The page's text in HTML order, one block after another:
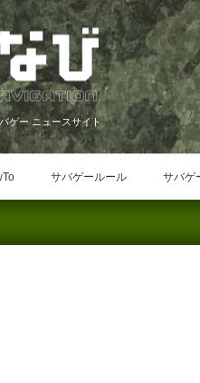
ゲー ニュースサイト
サバゲールール サバゲ